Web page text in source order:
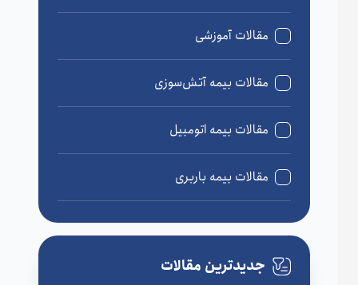
مقالات آموزشی
مقالات بیمه آتش‌سوزی
مقالات بیمه اتومبیل
مقالات بیمه باربری
مقالات بیمه درمان
مقالات بیمه زندگی
جدیدترین مقالات